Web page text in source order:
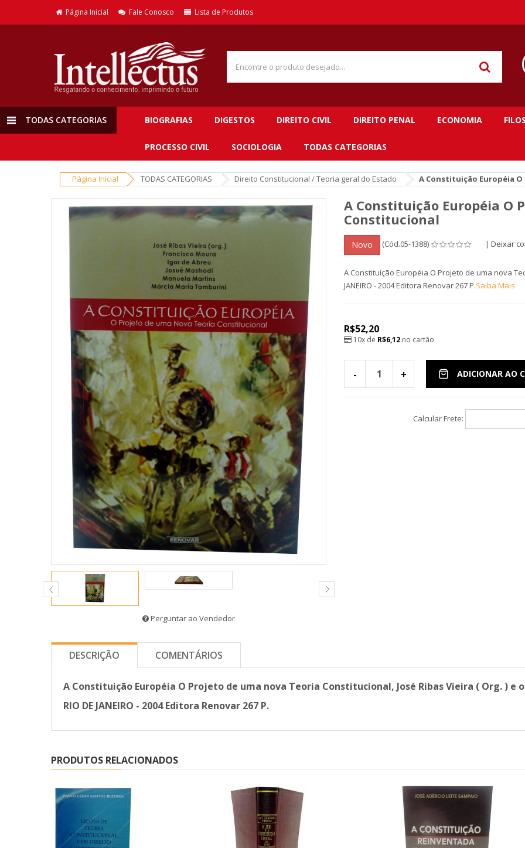
Página Inicial Fale Conosco Lista de Produtos
TODAS CATEGORIAS BIOGRAFIAS DIGESTOS DIREITO CIVIL DIREITO PENAL ECONOMIA
PROCESSO CIVIL SOCIOLOGIA TODAS CATEGORIAS
Página Inicial TODAS CATEGORIAS Direito Constitucional / Teoria geral do Estado A Constituição Européia
Perguntar ao Vendedor
A Constituição Européia O
Constitucional
Novo (Cód.05-1388) | Deixar
A Constituição Européia O Projeto de uma nova
JANEIRO - 2004 Editora Renovar 267 P.Saiba Mais
R$52,20
10x de R$6,12 no cartão
- + ADICIONAR AO
Calcular Frete:
DESCRIÇÃO COMENTÁRIOS
A Constituição Européia O Projeto de uma nova Teoria Constitucional, José Ribas Vieira ( Org. ) e
RIO DE JANEIRO - 2004 Editora Renovar 267 P.
PRODUTOS RELACIONADOS